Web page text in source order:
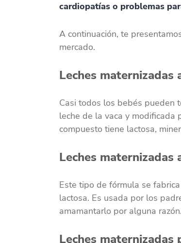
cardiopatías o problemas
A continuación, te
mercado.
Leches maternizadas
Casi todos los bebés pueden
leche de la vaca y modificada
compuesto tiene lactosa,
Leches maternizadas
Este tipo de fórmula se
lactosa. Es usada por los
amamantarlo por alguna razón.
Leches